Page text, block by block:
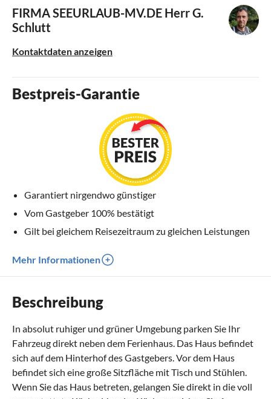
FIRMA SEEURLAUB-MV.DE Herr G.
Schlutt
Kontaktdaten anzeigen
Bestpreis-Garantie
Garantiert nirgendwo günstiger
Vom Gastgeber 100% bestätigt
Gilt bei gleichem Reisezeitraum zu gleichen Leistungen
Mehr Informationen
Beschreibung
In absolut ruhiger und grüner Umgebung parken Sie Ihr
Fahrzeug direkt neben dem Ferienhaus. Das Haus befindet
sich auf dem Hinterhof des Gastgebers. Vor dem Haus
befindet sich eine große Sitzfläche mit Tisch und Stühlen.
Wenn Sie das Haus betreten, gelangen Sie direkt in die voll